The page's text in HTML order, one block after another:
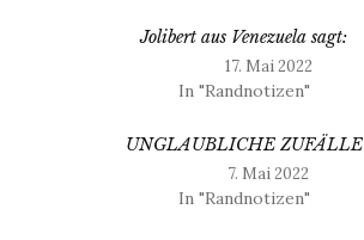
Jolibert aus Venezuela sagt:
17. Mai 2022
In "Randnotizen"
UNGLAUBLICHE ZUFÄLLE
7. Mai 2022
In "Randnotizen"